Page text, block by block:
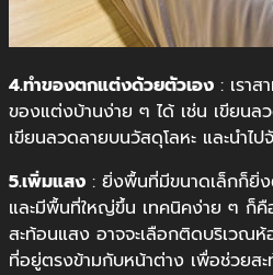
4.ทำของตกแต่งด้วยตัวเอง : เรา
ของแต่งบ้านง่าย ๆ ได้ เช่น เขียนล
เขียนลวดลายบนวัสดุโลหะ และนำไ
5.เพิ่มแสง : ยิ่งพื้นที่มีขนาดเล็กก็ยิ่
และมีพื้นที่ใหญ่ขึ้น เทคนิคง่าย ๆ ก็คื
สะท้อนแสง อาจจะเลือกติดบริเวณ
ที่อยู่ตรงข้ามกับหน้าต่าง เพื่อช่วยสะ